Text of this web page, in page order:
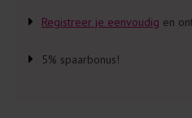
Registreer je eenvoudig en
5% spaarbonus!